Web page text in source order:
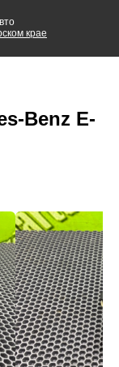
крае
Benz E-